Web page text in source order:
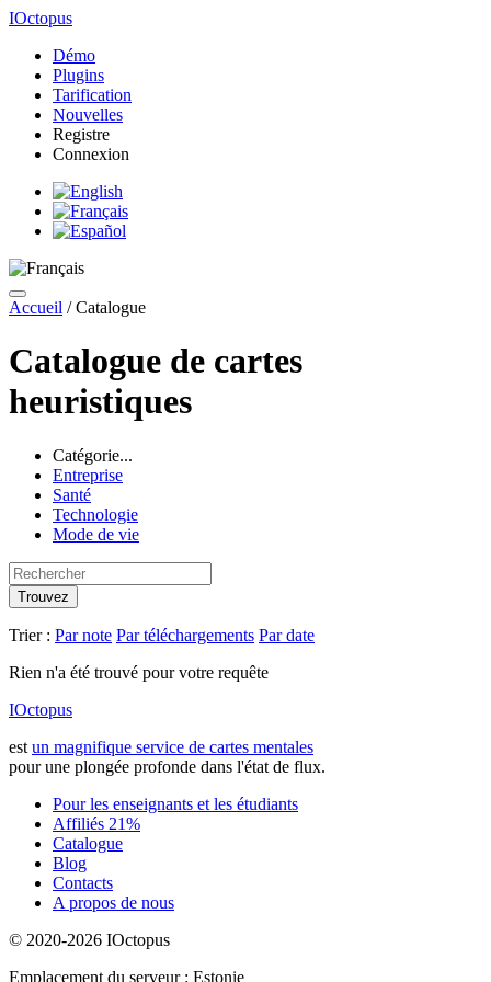
IOctopus
Démo
Plugins
Tarification
Nouvelles
Registre
Connexion
Accueil /Catalogue
Catalogue de cartes
heuristiques
Catégorie...
Entreprise
Santé
Technologie
Mode de vie
Trouvez
Trier : Par note Par téléchargements Par date
Rien n'a été trouvé pour votre requête
IOctopus
est un magnifique service de cartes mentales
pour une plongée profonde dans l'état de flux.
Pour les enseignants et les étudiants
Affiliés 21%
Catalogue
Blog
Contacts
A propos de nous
© 2020-2026 IOctopus
Emplacement du serveur : Estonie